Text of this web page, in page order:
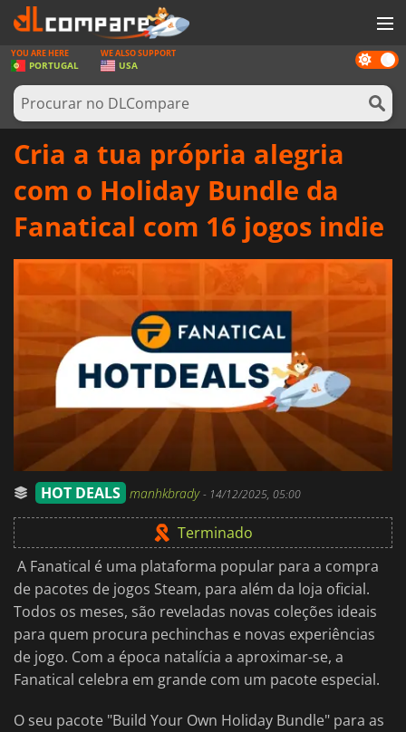
JOGOS
GAME CARDS
SOFTWARE
ENTRAR OU REGISTAR
Dark
mode
YOU ARE HERE
PORTUGAL
WE ALSO SUPPORT
USA
Cria a tua própria alegria
com o Holiday Bundle da
Fanatical com 16 jogos indie
HOT DEALS manhkbrady- 14/12/2025, 05:00
Terminado
A Fanatical é uma plataforma popular para a compra
de pacotes de jogos Steam, para além da loja oficial.
Todos os meses, são reveladas novas coleções ideais
para quem procura pechinchas e novas experiências
de jogo. Com a época natalícia a aproximar-se, a
Fanatical celebra em grande com um pacote especial.
O seu pacote "Build Your Own Holiday Bundle" para as